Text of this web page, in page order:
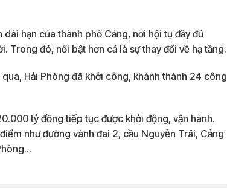
hạn của thành phố Cảng, nơi hội tụ đầy đủ
Trong đó, nổi bật hơn cả là sự thay đổi về hạ tầng.
Hải Phòng đã khởi công, khánh thành 24 công
tỷ đồng tiếp tục được khởi động, vận hành.
như đường vành đai 2, cầu Nguyễn Trãi, Cảng